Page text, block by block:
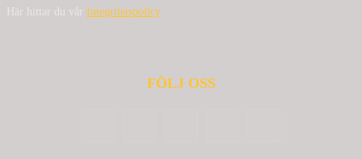
Här hittar du vår Integritetspolicy
FÖLJ OSS